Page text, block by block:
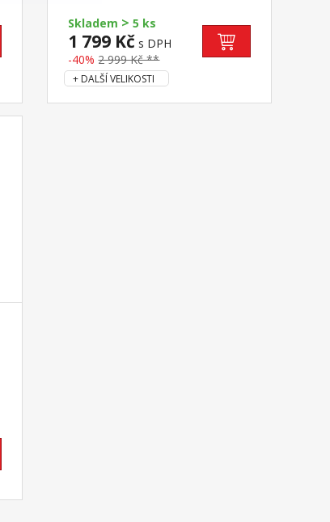
Skladem > 5 ks
1 799 Kč s DPH
-40% 2 999 Kč **
+ DALŠÍ VELIKOSTI